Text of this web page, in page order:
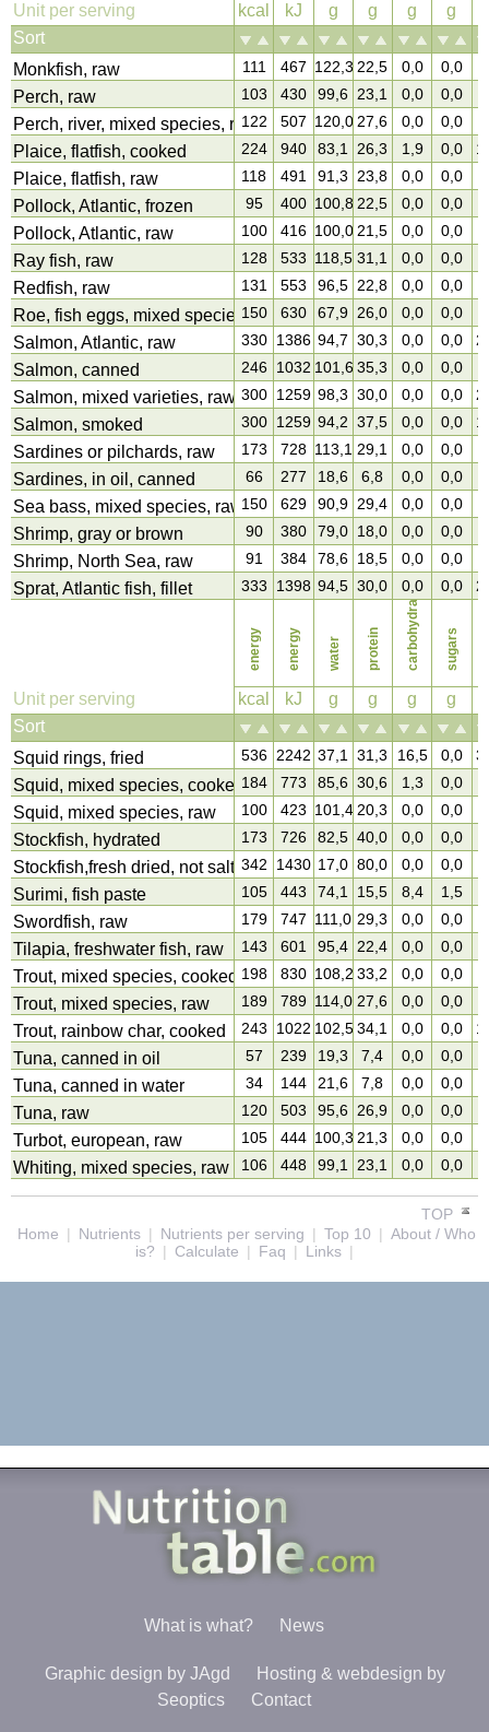
Unit per serving kcal kJ g g g g
Sort
Monkfish, raw
111 467 122,3 22,5 0,0 0,0
Perch, raw 103 430 99,6 23,1 0,0 0,0
Perch, river, mixed species, raw
122 507 120,0 27,6 0,0 0,0
Plaice, flatfish, cooked 224 940 83,1 26,3 1,9 0,0
Plaice, flatfish, raw 118 491 91,3 23,8 0,0 0,0
Pollock, Atlantic, frozen 95 400 100,8 22,5 0,0 0,0
Pollock, Atlantic, raw 100 416 100,0 21,5 0,0 0,0
Ray fish, raw 128 533 118,5 31,1 0,0 0,0
Redfish, raw 131 553 96,5 22,8 0,0 0,0
Roe, fish eggs, mixed species, raw
150 630 67,9 26,0 0,0 0,0
Salmon, Atlantic, raw 330 1386 94,7 30,3 0,0 0,0
Salmon, canned 246 1032 101,6 35,3 0,0 0,0
Salmon, mixed varieties, raw 300 1259 98,3 30,0 0,0 0,0
Salmon, smoked 300 1259 94,2 37,5 0,0 0,0
Sardines or pilchards, raw 173 728 113,1 29,1 0,0 0,0
Sardines, in oil, canned 66 277 18,6 6,8 0,0 0,0
Sea bass, mixed species, raw150 629 90,9 29,4 0,0 0,0
Shrimp, gray or brown 90 380 79,0 18,0 0,0 0,0
Shrimp, North Sea, raw 91 384 78,6 18,5 0,0 0,0
Sprat, Atlantic fish, fillet 333 1398 94,5 30,0 0,0 0,0
energy energy water protein carbohydrates sugars
Unit per serving kcal kJ g g g g
Sort
Squid rings, fried
536 2242 37,1 31,3 16,5 0,0
Squid, mixed species, cooked, fried
184 773 85,6 30,6 1,3 0,0
Squid, mixed species, raw 100 423 101,4 20,3 0,0 0,0
Stockfish, hydrated 173 726 82,5 40,0 0,0 0,0
Stockfish,fresh dried, not salted342 1430 17,0 80,0 0,0 0,0
Surimi, fish paste 105 443 74,1 15,5 8,4 1,5
Swordfish, raw 179 747 111,0 29,3 0,0 0,0
Tilapia, freshwater fish, raw 143 601 95,4 22,4 0,0 0,0
Trout, mixed species, cooked 198 830 108,2 33,2 0,0 0,0
Trout, mixed species, raw 189 789 114,0 27,6 0,0 0,0
Trout, rainbow char, cooked 243 1022 102,5 34,1 0,0 0,0
Tuna, canned in oil 57 239 19,3 7,4 0,0 0,0
Tuna, canned in water 34 144 21,6 7,8 0,0 0,0
Tuna, raw 120 503 95,6 26,9 0,0 0,0
Turbot, european, raw 105 444 100,3 21,3 0,0 0,0
Whiting, mixed species, raw 106 448 99,1 23,1 0,0 0,0
TOP
Home | Nutrients | Nutrients per serving | Top 10 | About / Who
is? | Calculate | Faq | Links |
What is what? News
Graphic design by JAgd
Hosting & webdesign by
Seoptics
Contact